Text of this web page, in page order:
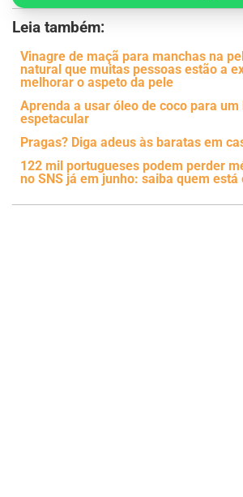
Leia também:
Vinagre de maçã para manchas na
natural que muitas pessoas estão a
melhorar o aspeto da pele
Aprenda a usar óleo de coco para
espetacular
Pragas? Diga adeus às baratas em
122 mil portugueses podem perder
no SNS já em junho: saiba quem está